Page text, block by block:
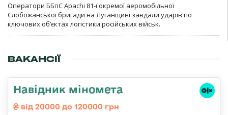
Оператори ББпС Apachi 81-ї окремої аеромобільної
Слобожанської бригади на Луганщині завдали ударів по
ключових об’єктах логістики російських військ.
ВАКАНСІЇ
Навідник міномета
від 20000 до 120000 грн